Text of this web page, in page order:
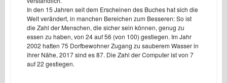
In den 15 Jahren seit dem Erscheinen des Buches hat sich die
Welt verändert, in manchen Bereichen zum Besseren: So ist
die Zahl der Menschen, die sicher sein können, genug zu
essen zu haben, von 24 auf 56 (von 100) gestiegen. Im Jahr
2002 hatten 75 Dorfbewohner Zugang zu sauberem Wasser in
ihrer Nähe, 2017 sind es 87. Die Zahl der Computer ist von 7
auf 22 gestiegen.